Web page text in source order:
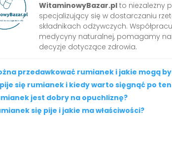
WitaminowyBazar.pl to niezależny
specjalizujący się w dostarczaniu
składnikach odżywczych.
medycyny naturalnej, pomagamy
decyzje dotyczące zdrowia.
przedawkować rumianek i jakie mogą
się rumianek i kiedy warto sięgnąć po
jest dobry na opuchliznę?
się pije i jakie ma właściwości?